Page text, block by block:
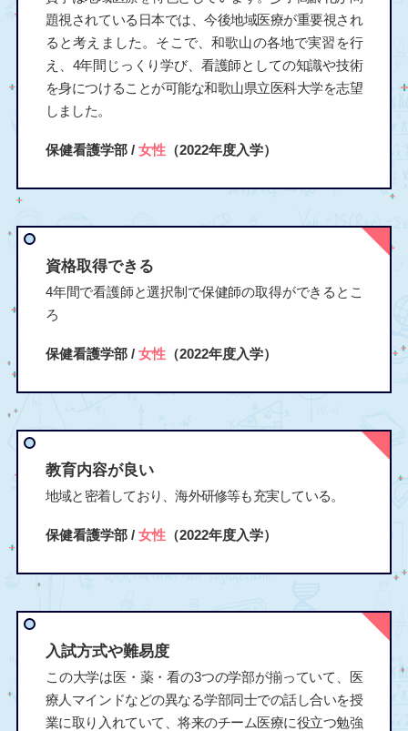
題視されている日本では、今後地域医療が重要視され
ると考えました。そこで、和歌山の各地で実習を行
え、4年間じっくり学び、看護師としての知識や技術
を身につけることが可能な和歌山県立医科大学を志望
しました。
保健看護学部 / 女性（2022年度入学）
資格取得できる
4年間で看護師と選択制で保健師の取得ができるとこ
ろ
保健看護学部 / 女性（2022年度入学）
教育内容が良い
地域と密着しており、海外研修等も充実している。
保健看護学部 / 女性（2022年度入学）
入試方式や難易度
この大学は医・薬・看の3つの学部が揃っていて、医
療人マインドなどの異なる学部同士での話し合いを授
業に取り入れていて、将来のチーム医療に役立つ勉強